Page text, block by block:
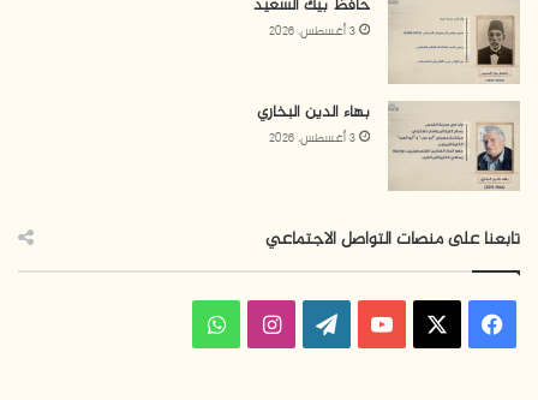
3 أغسطس، 2026
بهاء الدين البخاري
3 أغسطس، 2026
تابعنا على منصات التواصل الاجتماعي